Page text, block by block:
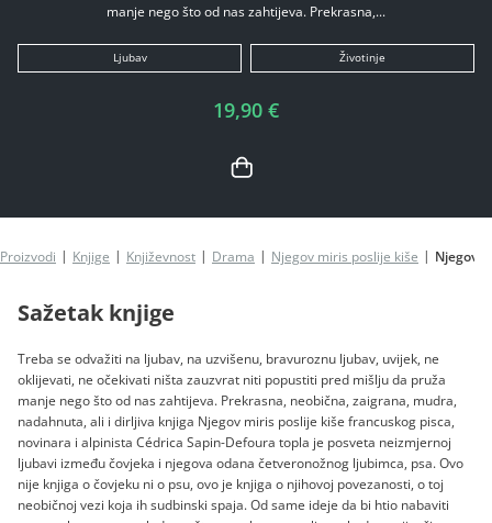
manje nego što od nas zahtijeva. Prekrasna,...
Ljubav Životinje
19,90 €
Proizvodi Knjige Književnost Drama Njegov miris poslije kiše Njegov
Sažetak knjige
Treba se odvažiti na ljubav, na uzvišenu, bravuroznu ljubav, uvijek, ne
oklijevati, ne očekivati ništa zauzvrat niti popustiti pred mišlju da pruža
manje nego što od nas zahtijeva. Prekrasna, neobična, zaigrana, mudra,
nadahnuta, ali i dirljiva knjiga Njegov miris poslije kiše francuskog pisca,
novinara i alpinista Cédrica Sapin-Defoura topla je posveta neizmjernoj
ljubavi između čovjeka i njegova odana četveronožnog ljubimca, psa. Ovo
nije knjiga o čovjeku ni o psu, ovo je knjiga o njihovoj povezanosti, o toj
neobičnoj vezi koja ih sudbinski spaja. Od same ideje da bi htio nabaviti